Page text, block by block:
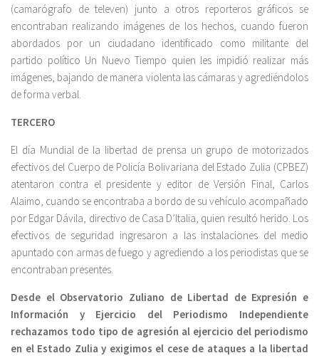
(camarógrafo de televen) junto a otros reporteros gráficos se
encontraban realizando imágenes de los hechos, cuando fueron
abordados por un ciudadano identificado como militante del
partido político Un Nuevo Tiempo quien les impidió realizar más
imágenes, bajando de manera violenta las cámaras y agrediéndolos
de forma verbal.
TERCERO
El día Mundial de la libertad de prensa un grupo de motorizados
efectivos del Cuerpo de Policía Bolivariana del Estado Zulia (CPBEZ)
atentaron contra el presidente y editor de Versión Final, Carlos
Alaimo, cuando se encontraba a bordo de su vehículo acompañado
por Edgar Dávila, directivo de Casa D’Italia, quien resultó herido. Los
efectivos de seguridad ingresaron a las instalaciones del medio
apuntado con armas de fuego y agrediendo a los periodistas que se
encontraban presentes.
Desde el Observatorio Zuliano de Libertad de Expresión e
Información y Ejercicio del Periodismo Independiente
rechazamos todo tipo de agresión al ejercicio del periodismo
en el Estado Zulia y exigimos el cese de ataques a la libertad